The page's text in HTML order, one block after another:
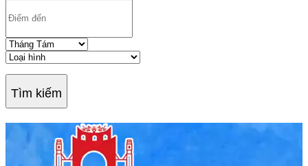
Tìm kiếm